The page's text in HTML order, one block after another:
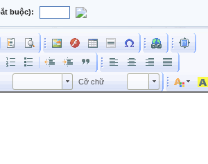
buộc):
Phông Cỡ chữ Kích cỡ phông